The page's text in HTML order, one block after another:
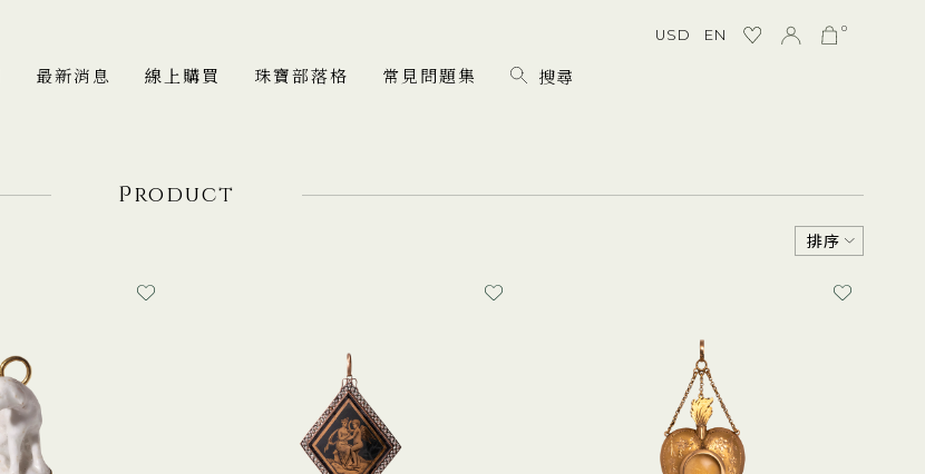
最新消息 線上購買 珠寶部落格 常見問題集
USD EN 0
Product
排序